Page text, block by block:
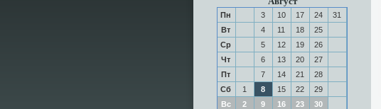
Пн 3 10 17 24
31
Вт
4 11 18
25
Ср
5 12 19
26
Чт
6 13 20
27
Пт
7 14 21
28
Сб
1 8 15 22
29
Вс
2 9 16 23 30